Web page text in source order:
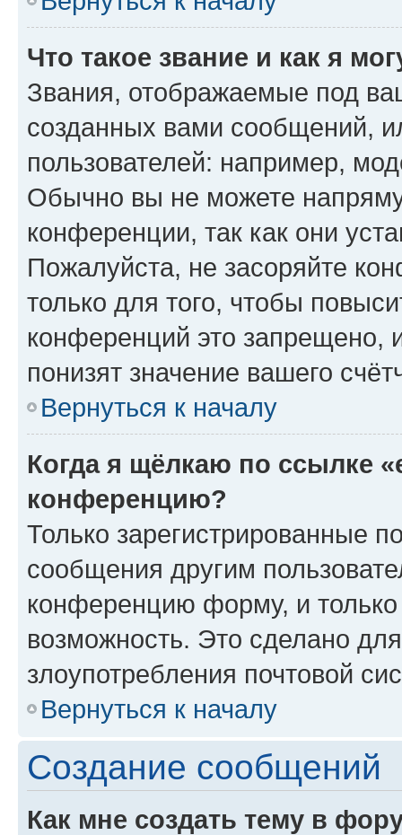
Что такое звание и как я
Звания, отображаемые под
созданных вами сообщений,
пользователей: например,
Обычно вы не можете
конференции, так как они
Пожалуйста, не засоряйте
только для того, чтобы
конференций это запрещено,
понизят значение вашего
Вернуться к началу
Когда я щёлкаю по ссылке
конференцию?
Только зарегистрированные
сообщения другим
конференцию форму, и
возможность. Это сделано
злоупотребления почтовой
Вернуться к началу
Создание сообщений
Как мне создать тему в